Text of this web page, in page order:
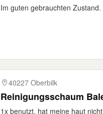
Im guten gebrauchten
40227 Oberbilk
Reinigungsschaum
1x benutzt, hat meine haut